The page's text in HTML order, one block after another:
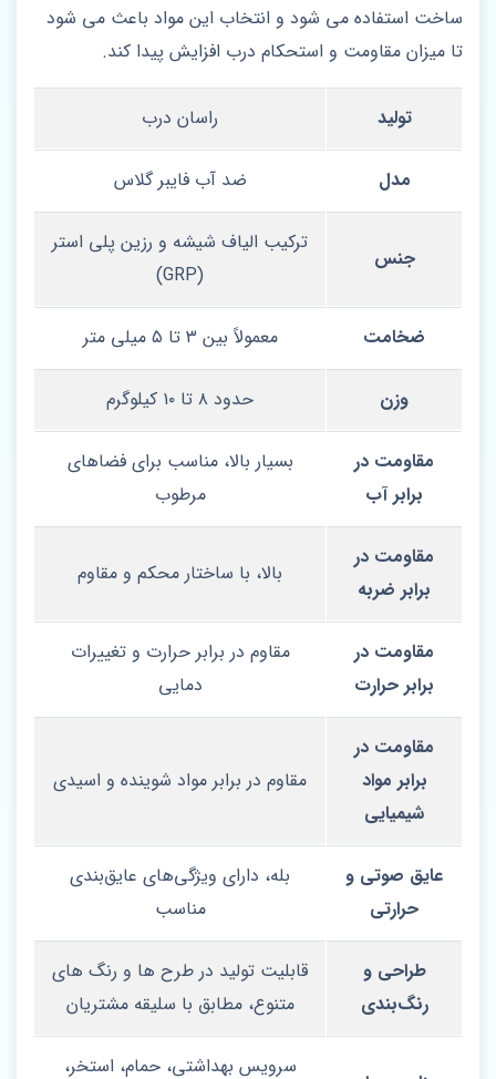
ساخت استفاده می شود و انتخاب این مواد باعث می شود
تا میزان مقاومت و استحکام درب افزایش پیدا کند.
تولید راسان درب
مدل ضد آب فایبر گلاس
جنس
ترکیب الیاف شیشه و رزین پلی‌ استر
(GRP)
ضخامت معمولاً بین ۳ تا ۵ میلی‌ متر
وزن حدود ۸ تا ۱۰ کیلوگرم
مقاومت در
برابر آب
بسیار بالا، مناسب برای فضاهای
مرطوب
مقاومت در
برابر ضربه
بالا، با ساختار محکم و مقاوم
مقاومت در
برابر حرارت
مقاوم در برابر حرارت و تغییرات
دمایی
مقاومت در
برابر مواد
شیمیایی
مقاوم در برابر مواد شوینده و اسیدی
عایق صوتی و
حرارتی
بله، دارای ویژگی‌های عایق‌بندی
مناسب
طراحی و
رنگ‌بندی
قابلیت تولید در طرح‌ ها و رنگ‌ های
متنوع، مطابق با سلیقه مشتریان
سرویس بهداشتی، حمام، استخر،